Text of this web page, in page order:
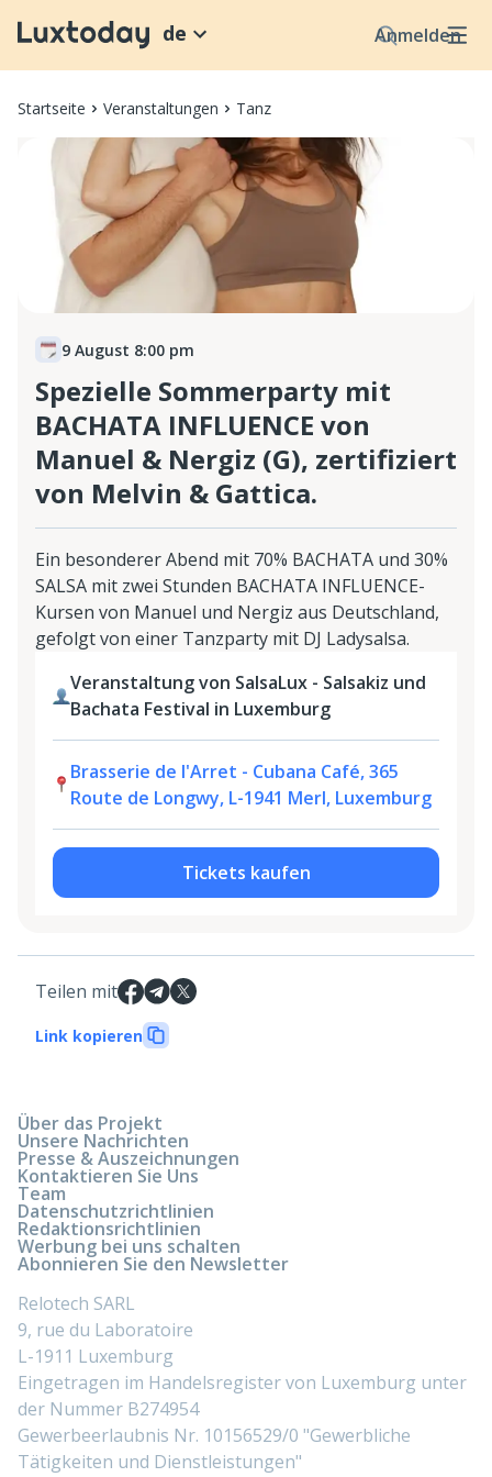
Anmelden
de
Startseite Veranstaltungen Tanz
9 August 8:00 pm
Spezielle Sommerparty mit
BACHATA INFLUENCE von
Manuel & Nergiz (G), zertifiziert
von Melvin & Gattica.
Ein besonderer Abend mit 70% BACHATA und 30%
SALSA mit zwei Stunden BACHATA INFLUENCE-
Kursen von Manuel und Nergiz aus Deutschland,
gefolgt von einer Tanzparty mit DJ Ladysalsa.
Veranstaltung von SalsaLux - Salsakiz und
Bachata Festival in Luxemburg
Brasserie de l'Arret - Cubana Café, 365
Route de Longwy, L-1941 Merl, Luxemburg
Tickets kaufen
Teilen mit
Link kopieren
Über das Projekt
Unsere Nachrichten
Presse & Auszeichnungen
Kontaktieren Sie Uns
Team
Datenschutzrichtlinien
Redaktionsrichtlinien
Werbung bei uns schalten
Abonnieren Sie den Newsletter
Relotech SARL
9, rue du Laboratoire
L-1911 Luxemburg
Eingetragen im Handelsregister von Luxemburg unter
der Nummer B274954
Gewerbeerlaubnis Nr. 10156529/0 "Gewerbliche
Tätigkeiten und Dienstleistungen"